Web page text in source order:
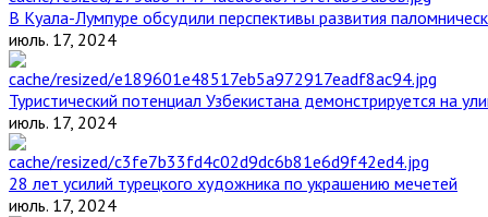
В Куала-Лумпуре обсудили перспективы развития
июль. 17, 2024
Туристический потенциал Узбекистана демонстрируется на
июль. 17, 2024
28 лет усилий турецкого художника по украшению мечетей
июль. 17, 2024